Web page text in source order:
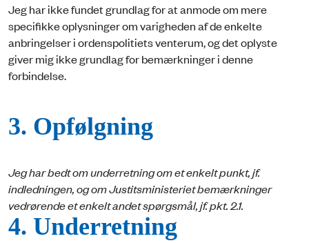
Jeg har ikke fundet grundlag for at anmode om mere
specifikke oplysninger om varigheden af de enkelte
anbringelser i ordenspolitiets venterum, og det oplyste
giver mig ikke grundlag for bemærkninger i denne
forbindelse.
3. Opfølgning
Jeg har bedt om underretning om et enkelt punkt, jf.
indledningen, og om Justitsministeriet bemærkninger
vedrørende et enkelt andet spørgsmål, jf. pkt. 2.1.
4. Underretning